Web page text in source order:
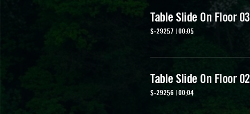
Table Slide On Floor 03
S-29257 | 00:05
Table Slide On Floor 02
S-29256 | 00:04